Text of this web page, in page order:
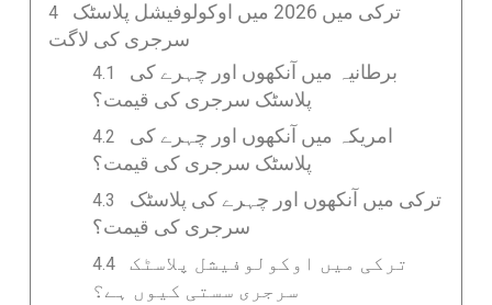
ترکی میں 2026 میں اوکولوفیشل پلاسٹک
سرجری کی لاگت
برطانیہ میں آنکھوں اور چہرے کی
پلاسٹک سرجری کی قیمت؟
امریکہ میں آنکھوں اور چہرے کی
پلاسٹک سرجری کی قیمت؟
ترکی میں آنکھوں اور چہرے کی پلاسٹک
سرجری کی قیمت؟
ترکی میں اوکولوفیشل پلاسٹک
سرجری سستی کیوں ہے؟